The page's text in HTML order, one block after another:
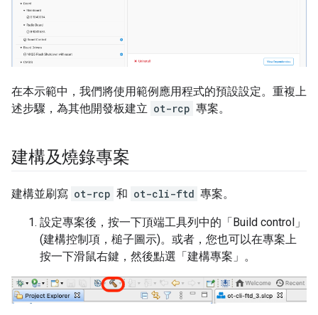
在本示範中，我們將使用範例應用程式的預設設定。重複上
述步驟，為其他開發板建立 ot-rcp 專案。
建構及燒錄專案
建構並刷寫 ot-rcp 和 ot-cli-ftd 專案。
設定專案後，按一下頂端工具列中的「Build control」
(建構控制項，槌子圖示)。或者，您也可以在專案上
按一下滑鼠右鍵，然後點選「建構專案」。